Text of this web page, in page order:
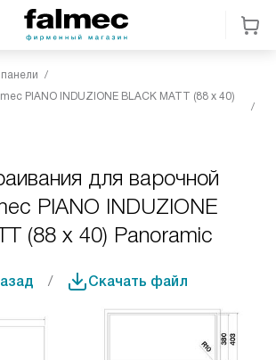
PIANO INDUZIONE BLACK MATT (88 х 40)
для варочной
PIANO INDUZIONE
(88 х 40) Panoramic
Скачать файл